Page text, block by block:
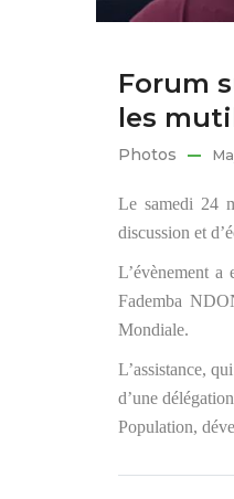
Forum
les
Photos
Le samedi 24
discussion et
L’évènement
Fademba
Mondiale.
L’assistance,
d’une
Population,